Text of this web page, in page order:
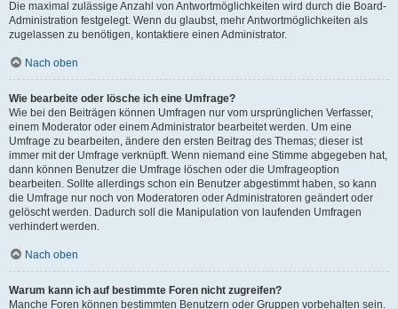
Die maximal zulässige Anzahl von Antwortmöglichkeiten wird durch die Board-
Administration festgelegt. Wenn du glaubst, mehr Antwortmöglichkeiten als
zugelassen zu benötigen, kontaktiere einen Administrator.
Nach oben
Wie bearbeite oder lösche ich eine Umfrage?
Wie bei den Beiträgen können Umfragen nur vom ursprünglichen Verfasser,
einem Moderator oder einem Administrator bearbeitet werden. Um eine
Umfrage zu bearbeiten, ändere den ersten Beitrag des Themas; dieser ist
immer mit der Umfrage verknüpft. Wenn niemand eine Stimme abgegeben hat,
dann können Benutzer die Umfrage löschen oder die Umfrageoption
bearbeiten. Sollte allerdings schon ein Benutzer abgestimmt haben, so kann
die Umfrage nur noch von Moderatoren oder Administratoren geändert oder
gelöscht werden. Dadurch soll die Manipulation von laufenden Umfragen
verhindert werden.
Nach oben
Warum kann ich auf bestimmte Foren nicht zugreifen?
Manche Foren können bestimmten Benutzern oder Gruppen vorbehalten sein.